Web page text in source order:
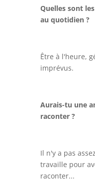
Quelles sont
au quotidien ?
Être à l'heure,
imprévus.
Aurais-tu une
raconter ?
Il n'y a pas
travaille pour
raconter...